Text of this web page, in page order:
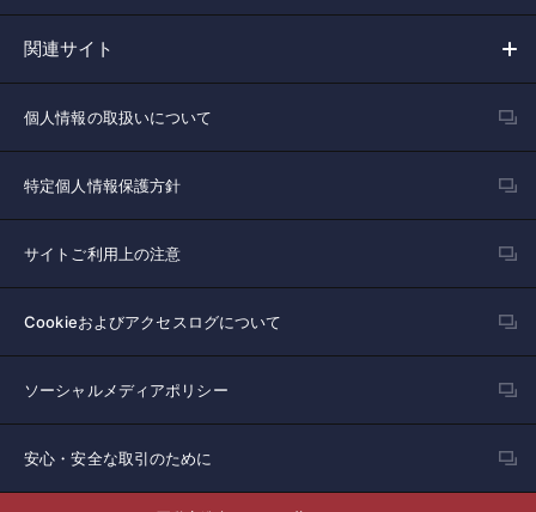
関連サイト
個人情報の取扱いについて
特定個人情報保護方針
サイトご利用上の注意
Cookieおよびアクセスログについて
ソーシャルメディアポリシー
安心・安全な取引のために